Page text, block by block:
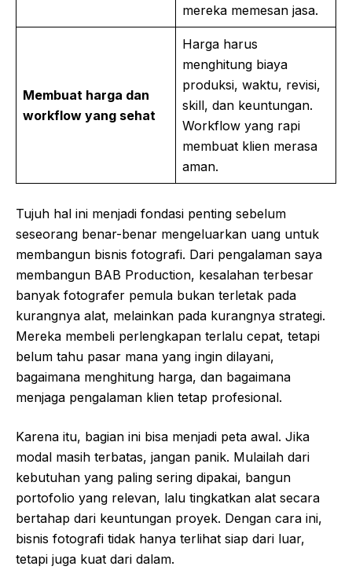
mereka memesan jasa.
Membuat harga dan
workflow yang sehat
Harga harus
menghitung biaya
produksi, waktu, revisi,
skill, dan keuntungan.
Workflow yang rapi
membuat klien merasa
aman.
Tujuh hal ini menjadi fondasi penting sebelum
seseorang benar-benar mengeluarkan uang untuk
membangun bisnis fotografi. Dari pengalaman saya
membangun BAB Production, kesalahan terbesar
banyak fotografer pemula bukan terletak pada
kurangnya alat, melainkan pada kurangnya strategi.
Mereka membeli perlengkapan terlalu cepat, tetapi
belum tahu pasar mana yang ingin dilayani,
bagaimana menghitung harga, dan bagaimana
menjaga pengalaman klien tetap profesional.
Karena itu, bagian ini bisa menjadi peta awal. Jika
modal masih terbatas, jangan panik. Mulailah dari
kebutuhan yang paling sering dipakai, bangun
portofolio yang relevan, lalu tingkatkan alat secara
bertahap dari keuntungan proyek. Dengan cara ini,
bisnis fotografi tidak hanya terlihat siap dari luar,
tetapi juga kuat dari dalam.